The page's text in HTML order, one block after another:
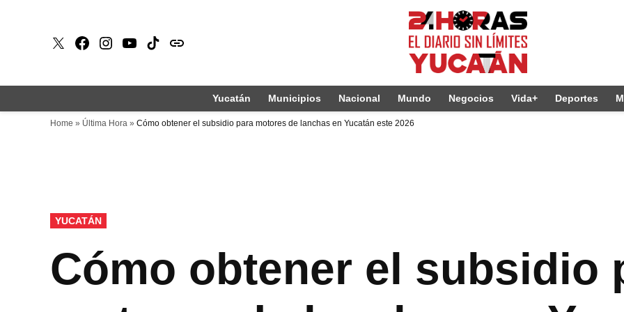
X Faceboook
Instagram
Youtube
Tiktokissuu
Yucatán Municipios Nacional Mundo Negocios Vida+ Deportes
Home » Última Hora » Cómo obtener el subsidio para motores de lanchas en Yucatán este 2026
PUBLICADO
EN
YUCATÁN
Cómo obtener el subsidio